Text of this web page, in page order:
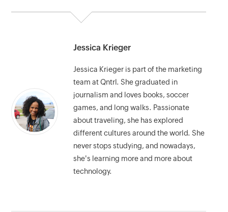
Jessica Krieger
Jessica Krieger is part of the marketing
team at Qntrl. She graduated in
journalism and loves books, soccer
games, and long walks. Passionate
about traveling, she has explored
different cultures around the world. She
never stops studying, and nowadays,
she's learning more and more about
technology.